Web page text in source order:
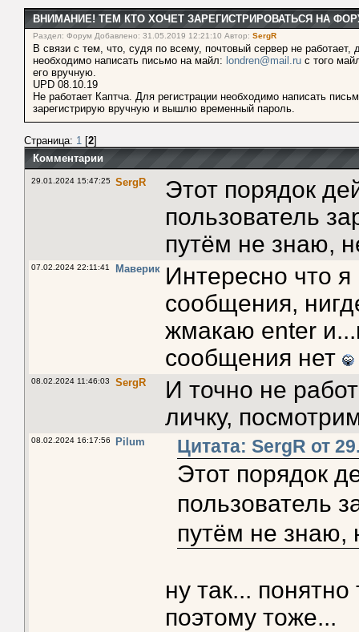
ВНИМАНИЕ! ТЕМ КТО ХОЧЕТ ЗАРЕГИСТРИРОВАТЬСЯ НА
Раздел: Форум Добавлено: 31.05.2019 12:21:10 Автор: SergR
В связи с тем, что, судя по всему, почтовый сервер не
необходимо написать письмо на майл: londren@mail.ru с того
его вручную.
UPD 08.10.19
Не работает Каптча. Для регистрации необходимо написать
зарегистрирую вручную и вышлю временный пароль.
Страница: 1 [2]
Комментарии
29.01.2024 15:47:25 SergR
Этот порядок
пользователь
путём не знаю,
07.02.2024 22:11:41 Маверик Интересно что
сообщения,
жмакаю enter
сообщения нет
08.02.2024 11:46:03 SergR
И точно не
личку,
08.02.2024 16:17:56 Pilum Цитата: SergR от
Этот порядок
пользователь
путём не знаю,
ну так...
поэтому тоже...